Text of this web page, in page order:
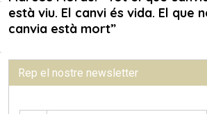
Rep el nostre newsletter